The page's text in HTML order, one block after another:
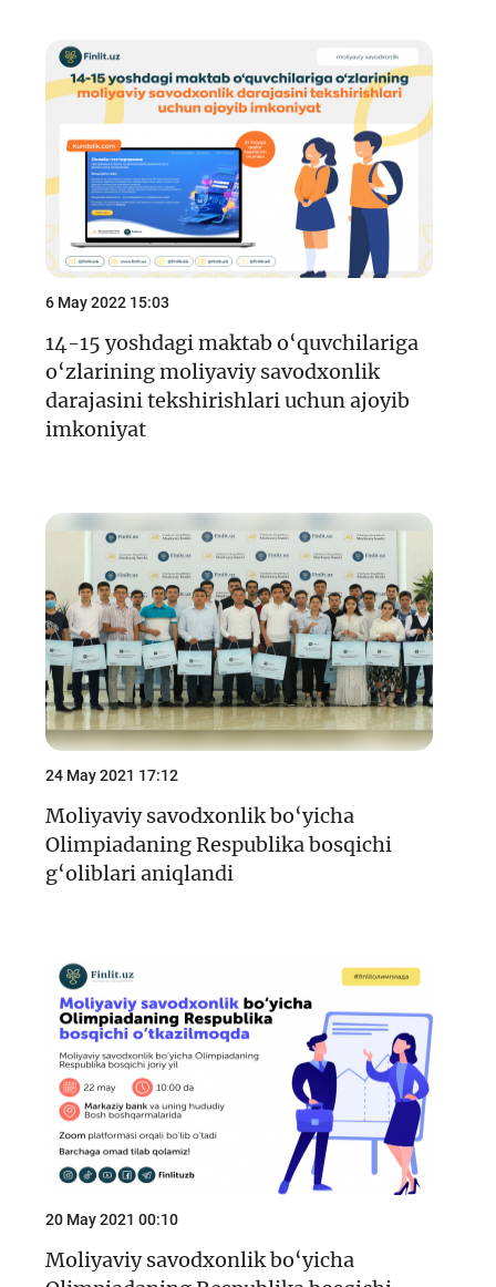
6 May 2022 15:03
14-15 yoshdagi maktab o‘quvchilariga
o‘zlarining moliyaviy savodxonlik
darajasini tekshirishlari uchun ajoyib
imkoniyat
24 May 2021 17:12
Moliyaviy savodxonlik bo‘yicha
Olimpiadaning Respublika bosqichi
g‘oliblari aniqlandi
20 May 2021 00:10
Moliyaviy savodxonlik bo‘yicha